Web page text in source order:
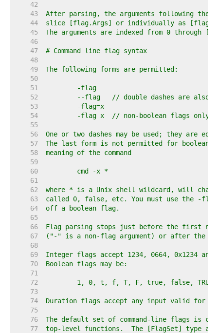
    42
    43
    44
    45
    46
    47
    48
    49
    50
    51
    52
    53
    54
    55
    56
    57
    58
    59
    60
    61
    62
    63
    64
    65
    66
    67
    68
    69
    70
    71
    72
    73
    74
    75
    76
    77